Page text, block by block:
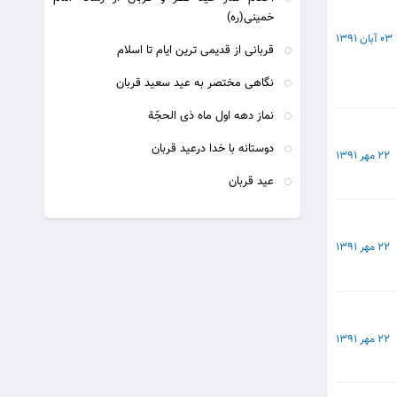
03 آبان 1391
22 مهر 1391
22 مهر 1391
22 مهر 1391
خمینى(ره)
قربانی از قدیمی ترین ایام تا اسلام
نگاهی مختصر به عید سعید قربان
نماز دهه اول ماه ذى الحجّة
دوستانه با خدا درعید قربان
عید قربان